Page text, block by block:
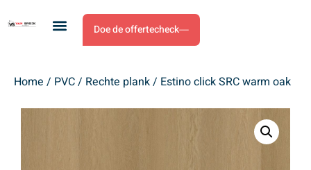
Doe de offertecheck
Home / PVC/ Rechte plank/ Estino click SRC warm oak